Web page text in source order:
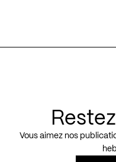
Vous aimez nos